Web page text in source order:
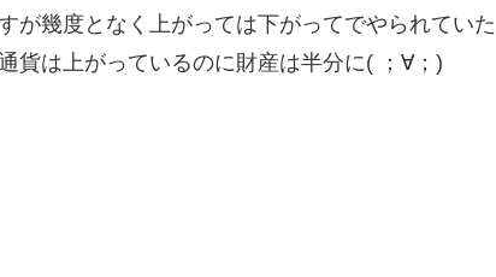
が幾度となく上がっては下がってでやられていた
貨は上がっているのに財産は半分に( ；∀；)